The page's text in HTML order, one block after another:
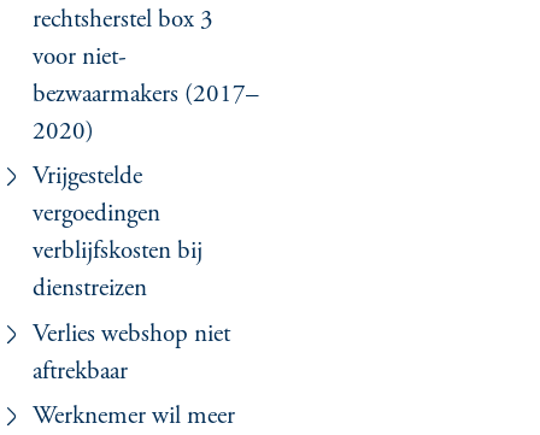
rechtsherstel box 3
voor niet-
bezwaarmakers (2017–
2020)
Vrijgestelde
vergoedingen
verblijfskosten bij
dienstreizen
Verlies webshop niet
aftrekbaar
Werknemer wil meer